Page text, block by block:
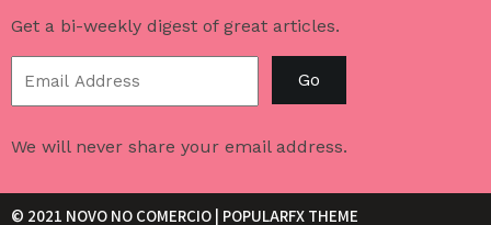
Get a bi-weekly digest of great articles.
Go
We will never share your email address.
© 2021 NOVO NO COMERCIO | POPULARFX THEME